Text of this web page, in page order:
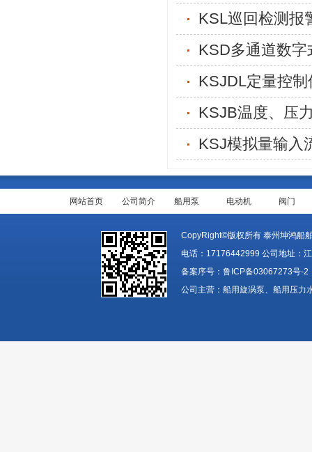
KSL巡回检测报
KSD多通道数字
KSJDL定量控制
KSJB温度、压
KSJ模拟量输入
网站首页 公司简介 船用泵 电动机 阀门
CopyRight©版权所有 泰州坤鸿船
电话：17176442999 公司地址：
备案序号： 鲁ICP备03067273号-2
公司主营：船用旋涡泵、船用压力